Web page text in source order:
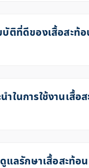
ติที่ดีของเสื้อสะท้
ำในการใช้งานเสื้อ
แลรักษาเสื้อสะท้อ